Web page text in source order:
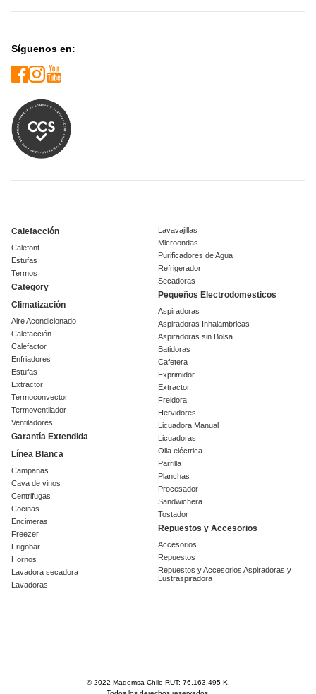
Síguenos en:
Calefacción
Calefont
Estufas
Termos
Category
Climatización
Aire Acondicionado
Calefacción
Calefactor
Enfriadores
Estufas
Extractor
Termoconvector
Termoventilador
Ventiladores
Garantía Extendida
Línea Blanca
Campanas
Cava de vinos
Centrifugas
Cocinas
Encimeras
Freezer
Frigobar
Hornos
Lavadora secadora
Lavadoras
Lavavajillas
Microondas
Purificadores de Agua
Refrigerador
Secadoras
Pequeños Electrodomesticos
Aspiradoras
Aspiradoras Inhalambricas
Aspiradoras sin Bolsa
Batidoras
Cafetera
Exprimidor
Extractor
Freidora
Hervidores
Licuadora Manual
Licuadoras
Olla eléctrica
Parrilla
Planchas
Procesador
Sandwichera
Tostador
Repuestos y Accesorios
Accesorios
Repuestos
Repuestos y Accesorios Aspiradoras y
Lustraspiradora
© 2022 Mademsa Chile RUT: 76.163.495-K.